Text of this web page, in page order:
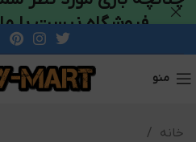
منو
خانه
فروشگاه نیست با